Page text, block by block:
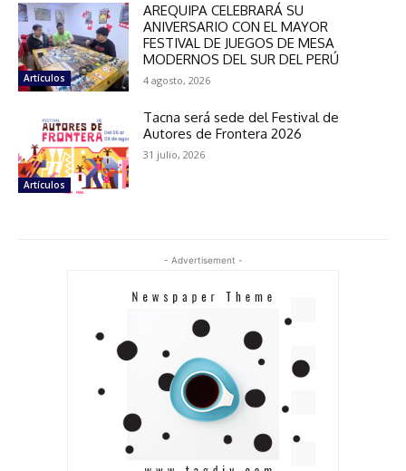
Artículos
AREQUIPA CELEBRARÁ SU
ANIVERSARIO CON EL MAYOR
FESTIVAL DE JUEGOS DE MESA
MODERNOS DEL SUR DEL PERÚ
4 agosto, 2026
Artículos
Tacna será sede del Festival de
Autores de Frontera 2026
31 julio, 2026
- Advertisement -